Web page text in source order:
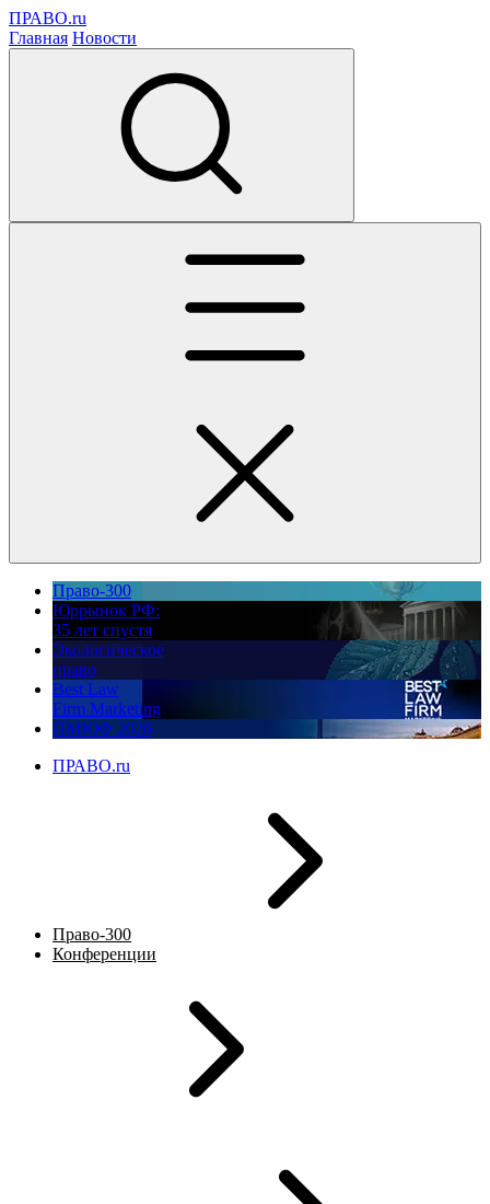
ПРАВО.ru
Главная Новости
Право-300
Юррынок РФ:
35 лет спустя
Экологическое
право
Best Law
Firm Marketing
ПМЮФ 2026
ПРАВО.ru
Право-300
Конференции